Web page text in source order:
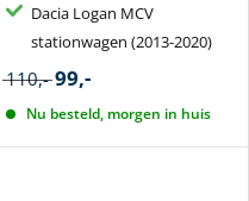
Dacia Logan MCV
stationwagen (2013-2020)
110,- 99,-
Nu besteld, morgen in huis